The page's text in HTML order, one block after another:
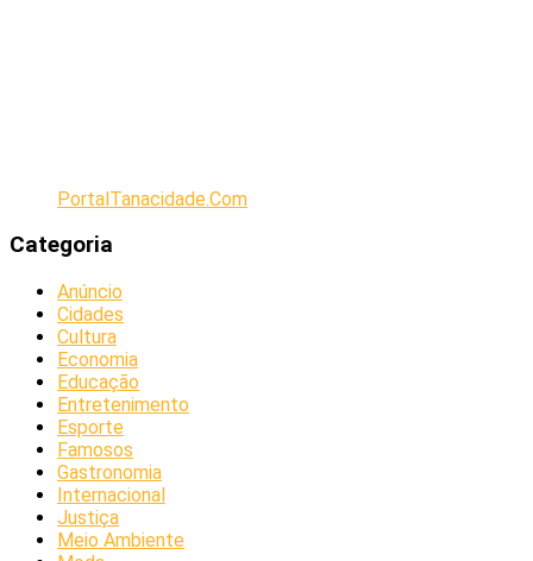
PortalTanacidade.Com
Categoria
Anúncio
Cidades
Cultura
Economia
Educação
Entretenimento
Esporte
Famosos
Gastronomia
Internacional
Justiça
Meio Ambiente